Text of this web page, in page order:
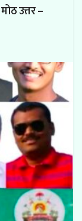
उत्तर –